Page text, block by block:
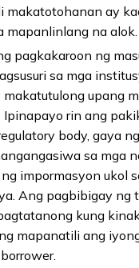
makatotohanan ay
mapanlinlang na alok.
pagkakaroon ng
sa mga
upang
Ipinapayo rin ang
body, gaya
sa mga
impormasyon ukol
Ang pagbibigay ng
kung
mapanatili ang